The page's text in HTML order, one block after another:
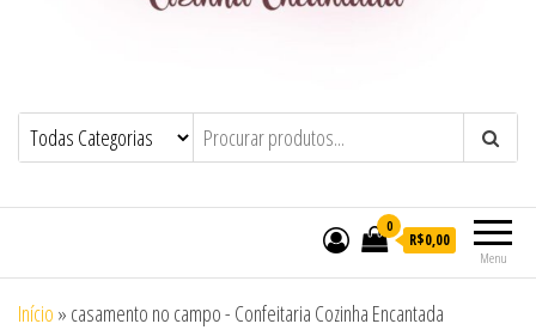
Bolos em Maceió | Bolos
Personalizados de Casamento e
Personalizados de Casamento e
Aniversário em Maceió – Confeitaria
Cozinha Encantada
Bolos em Maceió | Bolos Personalizados
de Casamento e Aniversário em Maceió |
Doces Personalizados de Casamento e
Cozinha Encantada
Menu
0
R$0,00
Início » casamento no campo - Confeitaria Cozinha Encantada